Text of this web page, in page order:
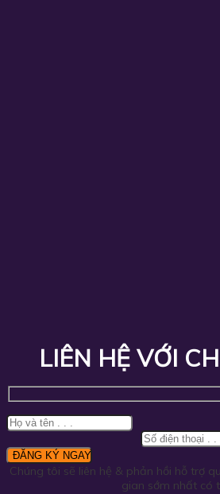
LIÊN HỆ VỚI
Chúng tôi sẽ liên hệ & phản hồi hỗ trợ
gian sớm nhất có